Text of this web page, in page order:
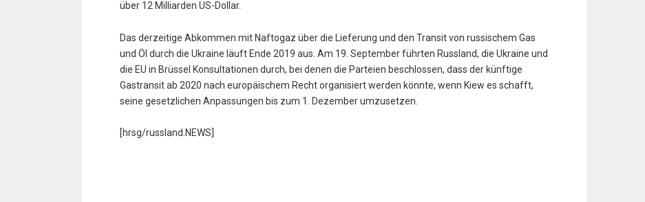
über 12 Milliarden US-Dollar.
Das derzeitige Abkommen mit Naftogaz über die Lieferung und den Transit von russischem Gas
und Öl durch die Ukraine läuft Ende 2019 aus. Am 19. September führten Russland, die Ukraine und
die EU in Brüssel Konsultationen durch, bei denen die Parteien beschlossen, dass der künftige
Gastransit ab 2020 nach europäischem Recht organisiert werden könnte, wenn Kiew es schafft,
seine gesetzlichen Anpassungen bis zum 1. Dezember umzusetzen.
[hrsg/russland.NEWS]